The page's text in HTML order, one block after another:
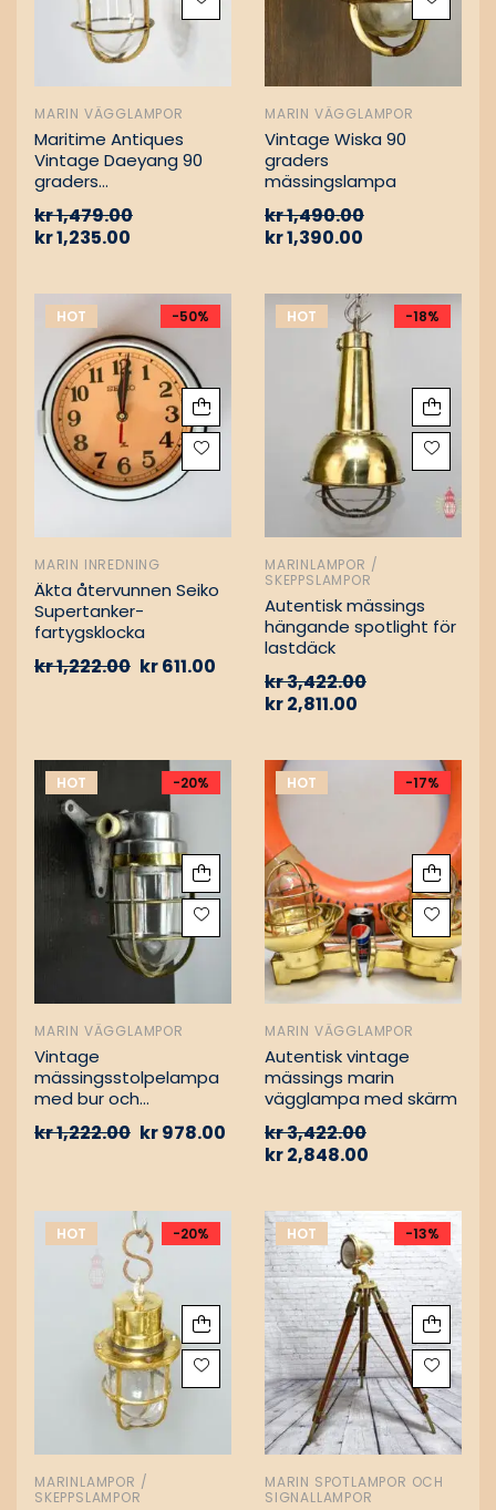
MARIN VÄGGLAMPOR
Maritime Antiques
Vintage Daeyang 90
graders
kr1,479.00
kr1,235.00
MARIN VÄGGLAMPOR
Vintage Wiska 90
graders
mässingslampa
kr1,490.00
kr1,390.00
HOT -50%
MARIN INREDNING
Äkta återvunnen Seiko
Supertanker-
fartygsklocka
kr1,222.00 kr611.00
HOT -18%
MARINLAMPOR /
SKEPPSLAMPOR
Autentisk mässings
hängande spotlight för
lastdäck
kr3,422.00
kr2,811.00
HOT -20%
MARIN VÄGGLAMPOR
Vintage
mässingsstolpelampa
med bur och
Nautisk
kr1,222.00 kr978.00
HOT -17%
MARIN VÄGGLAMPOR
Autentisk vintage
mässings marin
vägglampa med skärm
kr3,422.00
kr2,848.00
HOT -20%
MARINLAMPOR /
SKEPPSLAMPOR
HOT -13%
MARIN SPOTLAMPOR OCH
SIGNALLAMPOR